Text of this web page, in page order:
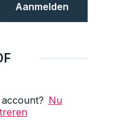
Aanmelden
Nu